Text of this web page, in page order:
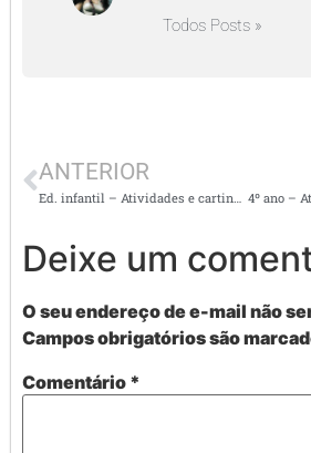
Todos Posts »
ANTERIOR
Ed. infantil – Atividades e cartinha para o Papai Noel
Deixe um
O seu endereço de e-mail não
Campos obrigatórios são
Comentário *